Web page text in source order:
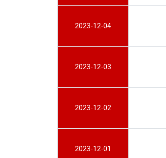
2023-12-04
2023-12-03
2023-12-02
2023-12-01